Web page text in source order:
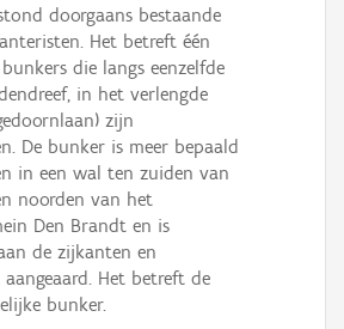
doorgaans bestaande
Het betreft één
die langs eenzelfde
in het verlengde
zijn
De bunker is meer bepaald
in een wal ten zuiden van
noorden van het
Den Brandt en is
de zijkanten en
Het betreft de
bunker.